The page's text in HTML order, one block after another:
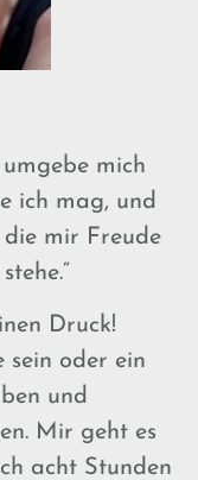
mich
ich mag, und
mir Freude
Druck!
oder ein
und
Mir geht es
acht Stunden